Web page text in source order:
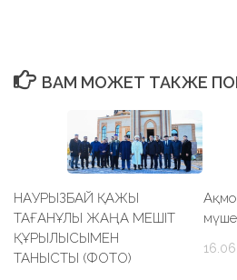
ВАМ МОЖЕТ ТАКЖЕ
НАУРЫЗБАЙ ҚАЖЫ
ТАҒАНҰЛЫ ЖАҢА МЕШІТ
ҚҰРЫЛЫСЫМЕН
ТАНЫСТЫ (ФОТО)